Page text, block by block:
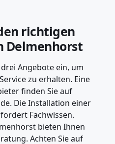
richtigen
Delmenhorst
Angebote ein, um
zu erhalten. Eine
finden Sie auf
Die Installation einer
Fachwissen.
bieten Ihnen
Achten Sie auf